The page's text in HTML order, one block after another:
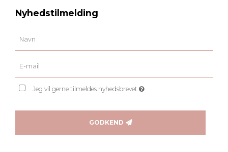
Nyhedstilmelding
Jeg vil gerne tilmeldes nyhedsbrevet
GODKEND